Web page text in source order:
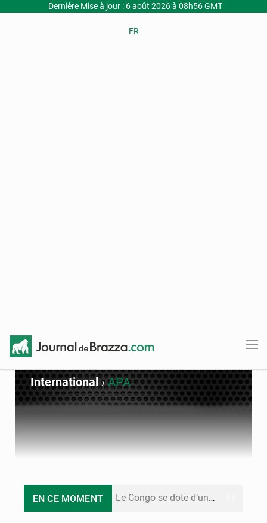
Dernière Mise à jour : 6 août 2026 à 08h56 GMT
FR
International›APA
EN CE MOMENT Le Congo se dote d’un programme national pour valoriser les produits forestiers non ligneux